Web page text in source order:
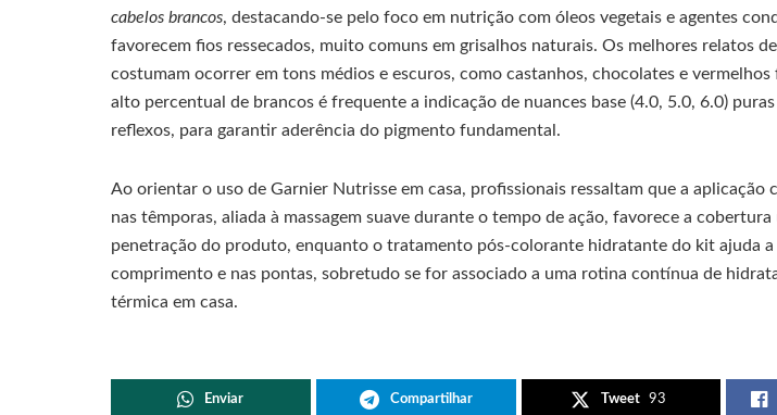
cabelos brancos, destacando-se pelo foco em nutrição com óleos vegetais e agentes
favorecem fios ressecados, muito comuns em grisalhos naturais. Os melhores relatos
costumam ocorrer em tons médios e escuros, como castanhos, chocolates e vermelhos
alto percentual de brancos é frequente a indicação de nuances base (4.0, 5.0, 6.0)
reflexos, para garantir aderência do pigmento fundamental.
Ao orientar o uso de Garnier Nutrisse em casa, profissionais ressaltam que a aplicação
nas têmporas, aliada à massagem suave durante o tempo de ação, favorece a
penetração do produto, enquanto o tratamento pós-colorante hidratante do kit ajuda
comprimento e nas pontas, sobretudo se for associado a uma rotina contínua de
térmica em casa.
Enviar Compartilhar Tweet 93